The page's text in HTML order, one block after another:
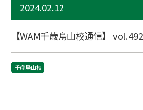
2024.02.12
【WAM千歳烏山校通信】 vol.492
千歳烏山校